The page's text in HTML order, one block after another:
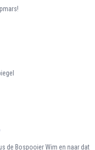
de Bospooier Wim en naar dat